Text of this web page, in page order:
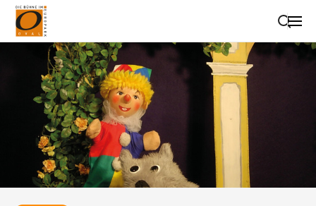
Suche schließen
Wegbeschreibung erhalten